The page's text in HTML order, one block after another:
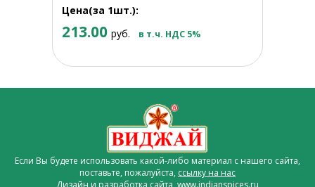
Цена(за 1шт.):
213.00 руб. в т.ч. НДС 5%
Если Вы будете использовать какой-либо материал с нашего сайта,
поставьте, пожалуйста, ссылку на нас